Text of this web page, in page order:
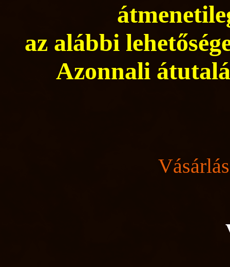
az alábbi
Azonnali